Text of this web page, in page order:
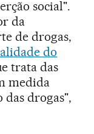
social".
da
de drogas,
do
trata das
medida
das drogas",